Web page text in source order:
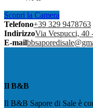
Scopri la Camera
Telefono+39 329 9478763
IndirizzoVia Vespucci, 40
E-mail
Il B&B
Il B&B Sapore di Sale è